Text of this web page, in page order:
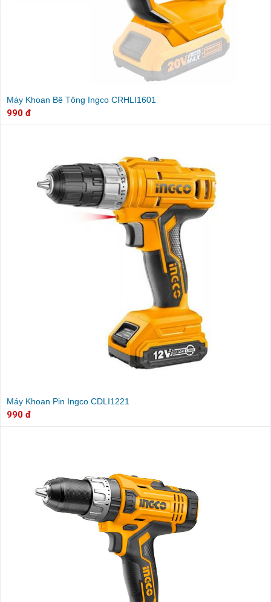
Máy Khoan Bê Tông Ingco CRHLI1601
990 đ
Máy Khoan Pin Ingco CDLI1221
990 đ